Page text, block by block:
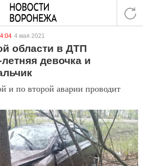
4 мая 2021
области в ДТП
девочка и
и по второй аварии проводит